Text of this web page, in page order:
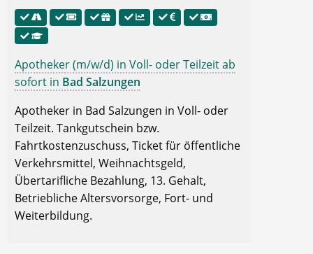
Apotheker (m/w/d) in Voll- oder Teilzeit ab
sofort in Bad Salzungen
Apotheker in Bad Salzungen in Voll- oder
Teilzeit. Tankgutschein bzw.
Fahrtkostenzuschuss, Ticket für öffentliche
Verkehrsmittel, Weihnachtsgeld,
Übertarifliche Bezahlung, 13. Gehalt,
Betriebliche Altersvorsorge, Fort- und
Weiterbildung.